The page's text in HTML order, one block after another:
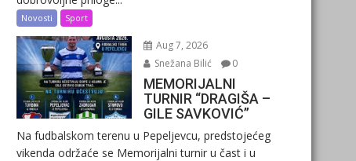
Novosti Sport
Aug 7, 2026
Snežana Bilić
0
MEMORIJALNI
TURNIR “DRAGIŠA –
GILE SAVKOVIĆ”
Na fudbalskom terenu u Pepeljevcu, predstojećeg
vikenda održaće se Memorijalni turnir u čast i u